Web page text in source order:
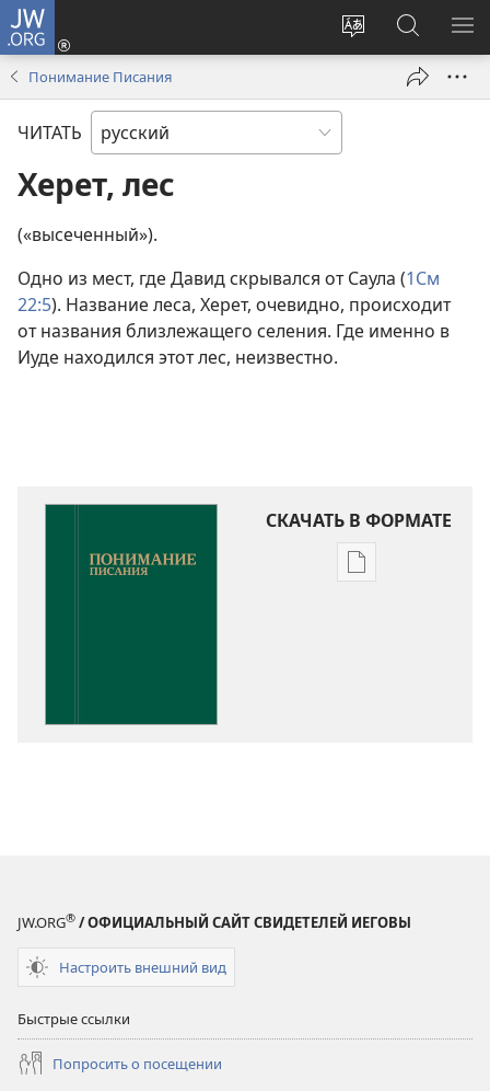
JW.ORG
Изменить
Войти
(открывается
окне)
Поиск
по
jw.org
Понимание Писания
ЧИТАТЬ
Херет, лес
(«высеченный»).
Одно из мест, где Давид скрывался от Саула (1См
22:5). Название леса, Херет, очевидно, происходит
от названия близлежащего селения. Где именно в
Иуде находился этот лес, неизвестно.
СКАЧАТЬ В ФОРМАТЕ
Варианты
JW.ORG® / ОФИЦИАЛЬНЫЙ САЙТ СВИДЕТЕЛЕЙ ИЕГОВЫ
Настроить внешний вид
Быстрые ссылки
Попросить о посещении